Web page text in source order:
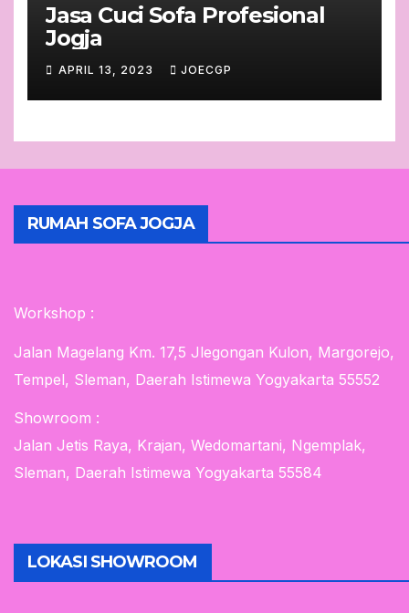
Jasa Cuci Sofa Profesional
Jogja
APRIL 13, 2023 JOECGP
RUMAH SOFA JOGJA
Workshop :
Jalan Magelang Km. 17,5 Jlegongan Kulon, Margorejo,
Tempel, Sleman, Daerah Istimewa Yogyakarta 55552
Showroom :
Jalan Jetis Raya, Krajan, Wedomartani, Ngemplak,
Sleman, Daerah Istimewa Yogyakarta 55584
LOKASI SHOWROOM